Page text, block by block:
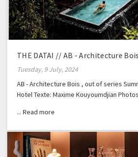
THE DATAI // AB - Architecture
Tuesday, 9 July, 2024
AB - Architecture Bois , out of series
Hotel Texte: Maxime Kouyoumdjian